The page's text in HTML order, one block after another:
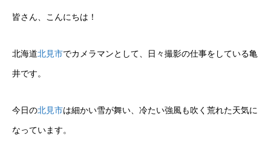
皆さん、こんにちは！
北海道北見市でカメラマンとして、日々撮影の仕事をしている亀
井です。
今日の北見市は細かい雪が舞い、冷たい強風も吹く荒れた天気に
なっています。